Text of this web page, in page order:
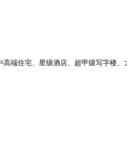
级酒店、超甲级写字楼、大型商场